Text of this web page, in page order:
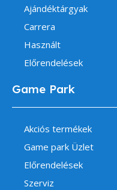
Ajándéktárgyak
Carrera
Használt
Előrendelések
Game Park
Akciós termékek
Game park Üzlet
Előrendelések
Szerviz